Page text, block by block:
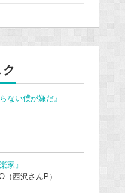
ない僕が嫌だ』
家』
（西沢さんP）